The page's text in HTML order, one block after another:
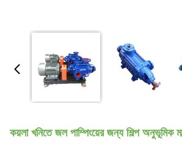
কয়লা খনিতে জল পাম্পিংয়ের জন্য শিল্প অনুভূমিক